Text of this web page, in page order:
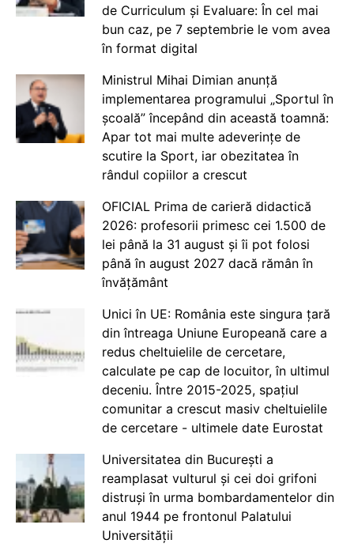
de Curriculum și Evaluare: În cel mai
bun caz, pe 7 septembrie le vom avea
în format digital
Ministrul Mihai Dimian anunță
implementarea programului „Sportul în
școală” începând din această toamnă:
Apar tot mai multe adeverințe de
scutire la Sport, iar obezitatea în
rândul copiilor a crescut
OFICIAL Prima de carieră didactică
2026: profesorii primesc cei 1.500 de
lei până la 31 august și îi pot folosi
până în august 2027 dacă rămân în
învățământ
Unici în UE: România este singura țară
din întreaga Uniune Europeană care a
redus cheltuielile de cercetare,
calculate pe cap de locuitor, în ultimul
deceniu. Între 2015-2025, spațiul
comunitar a crescut masiv cheltuielile
de cercetare - ultimele date Eurostat
Universitatea din București a
reamplasat vulturul și cei doi grifoni
distruși în urma bombardamentelor din
anul 1944 pe frontonul Palatului
Universității